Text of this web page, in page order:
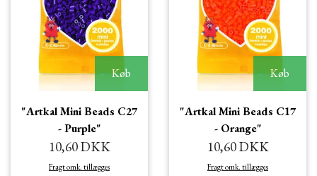
Køb
"Artkal Mini Beads C27
- Purple"
10,60 DKK
Fragt omk. tillægges
Køb
"Artkal Mini Beads C17
- Orange"
10,60 DKK
Fragt omk. tillægges